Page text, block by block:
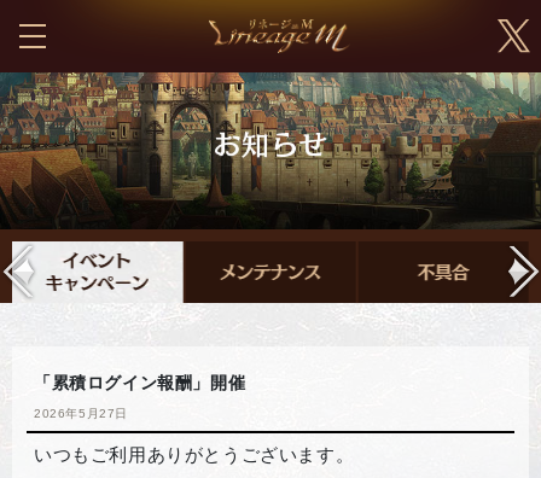
「累積ログイン報酬」開催
2026年5月27日
いつもご利用ありがとうございます。